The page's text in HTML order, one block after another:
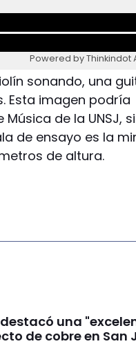
Powered by Thinkindot
sonando, una
Esta imagen podría
de la UNSJ,
de ensayo es la
de altura.
una
de cobre en San